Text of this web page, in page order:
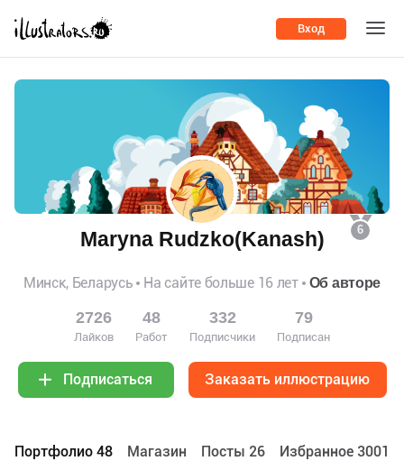
Вход
6
Maryna Rudzko(Kanash)
Минск, Беларусь На сайте больше 16 лет Об авторе
2726
Лайков
48
Работ
332
Подписчики
79
Подписан
Подписаться Заказать иллюстрацию
Портфолио 48 Maгазин Посты 26 Избранное 3001